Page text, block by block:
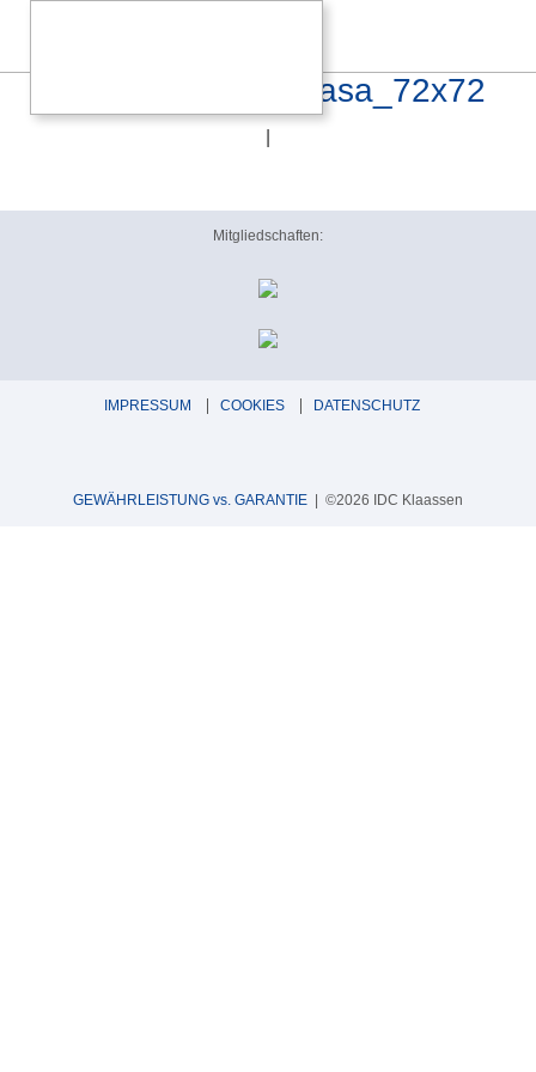
audio-cinema-em-casa_72x72
Mitgliedschaften:
IMPRESSUM COOKIES DATENSCHUTZ
GEWÄHRLEISTUNG vs. GARANTIE | ©2026 IDC Klaassen